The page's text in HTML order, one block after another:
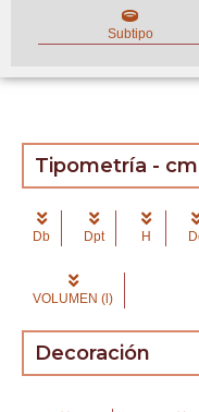
Subtipo
Tipometría - cm
Db Dpt H
VOLUMEN (l)
Decoración